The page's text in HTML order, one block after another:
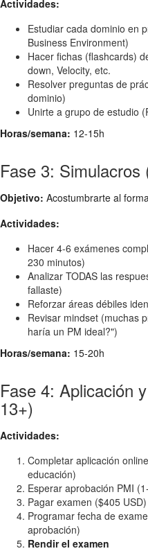
Actividades:
Estudiar cada dominio en
Business Environment)
Hacer fichas (flashcards)
down, Velocity, etc.
Resolver preguntas de
dominio)
Unirte a grupo de estudio
Horas/semana: 12-15h
Fase 3: Simulacros
Objetivo: Acostumbrarte al
Actividades:
Hacer 4-6 exámenes
230 minutos)
Analizar TODAS las
fallaste)
Reforzar áreas débiles
Revisar mindset (muchas
haría un PM ideal?")
Horas/semana: 15-20h
Fase 4: Aplicación
13+)
Actividades:
Completar aplicación
educación)
Esperar aprobación PMI
Pagar examen ($405 USD)
Programar fecha de
aprobación)
Rendir el examen